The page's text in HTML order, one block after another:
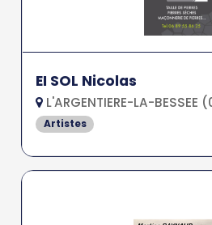
EI SOL Nicolas
L'ARGENTIERE-LA-BESSEE
Artistes